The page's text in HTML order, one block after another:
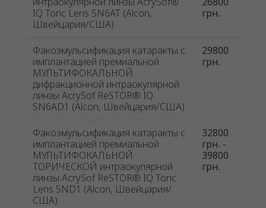
IQ Toric Lens SN6AT (Alcon,
Швейцария/США)
грн.
Факоэмульсификация катаракты с
имплантацией премиальной
МУЛЬТИФОКАЛЬНОЙ
дифракционной интраокулярной
линзы AcrySof ReSTOR® IQ
SN6AD1 (Alcon, Швейцария/США)
29800
грн.
Факоэмульсификация катаракты с
имплантацией премиальной
МУЛЬТИФОКАЛЬНОЙ
ТОРИЧЕСКОЙ интраокулярной
линзы AcrySof ReSTOR® IQ Toric
Lens SND1 (Alcon, Швейцария/
США)
32800
грн. -
39800
грн.